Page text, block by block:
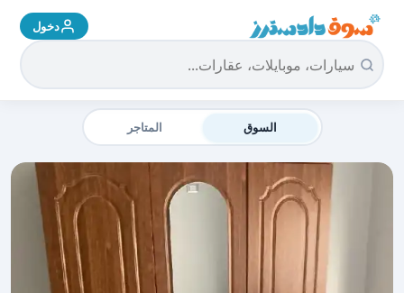
سوق دادسترز الرئيسية دخول
السوق المتاجر